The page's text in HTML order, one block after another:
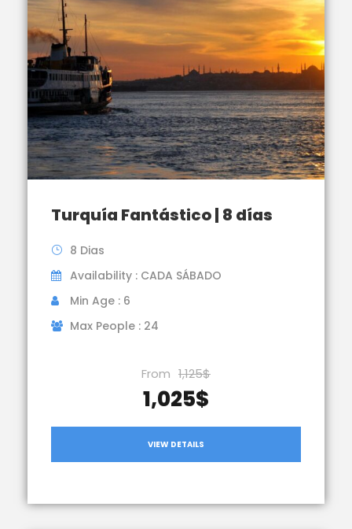
Turquía Fantástico | 8 días
8 Dias
Availability : CADA SÁBADO
Min Age : 6
Max People : 24
From 1,125$
1,025$
VIEW DETAILS